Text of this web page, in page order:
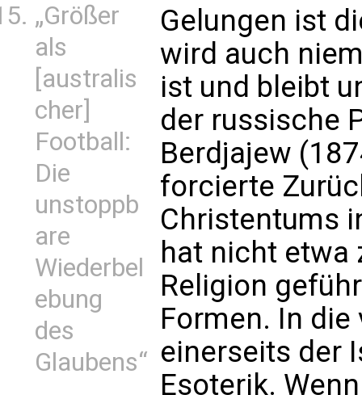
„Größer
als
[australis
cher]
Football:
Die
unstoppb
are
Wiederbel
ebung
des
Glaubens“
Gelungen ist
wird auch
ist und bleibt
der russische
Berdjajew
forcierte
Christentums
hat nicht etwa
Religion
Formen. In
einerseits der
Esoterik.